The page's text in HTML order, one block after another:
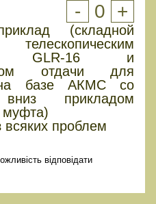
- 0 +
(складной
GLR-16 и
отдачи для
на базе АКМС со
прикладом
муфта)
всяких проблем
відповідати